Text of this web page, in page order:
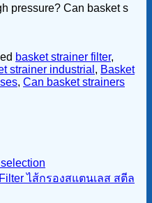
pressure? Can basket s
basket strainer filter,
strainer industrial , Basket
, Can basket strainers
ไส้กรองสแตนเลส สตีล